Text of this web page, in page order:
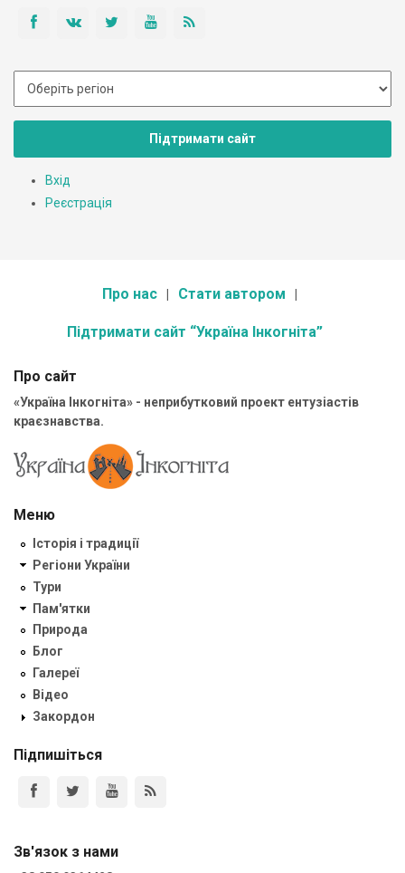
Підтримати сайт
Вхід
Реєстрація
Про нас Стати автором
Підтримати сайт “Україна Інкогніта”
Про сайт
«Україна Інкогніта» - неприбутковий проект ентузіастів
краєзнавства.
Меню
Історія і традиції
Регіони України
Тури
Пам'ятки
Природа
Блог
Галереї
Відео
Закордон
Підпишіться
Зв'язок з нами